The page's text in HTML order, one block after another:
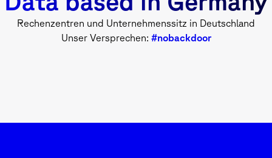
Rechenzentren und Unternehmenssitz in Deutschland
Unser Versprechen: #nobackdoor